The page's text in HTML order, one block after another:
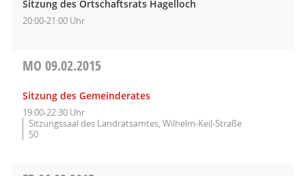
Sitzung des Ortschaftsrats Hagelloch
20:00-21:00 Uhr
MO 09.02.2015
Sitzung des Gemeinderates
19:00-22:30 Uhr
Sitzungssaal des Landratsamtes, Wilhelm-Keil-Straße
50